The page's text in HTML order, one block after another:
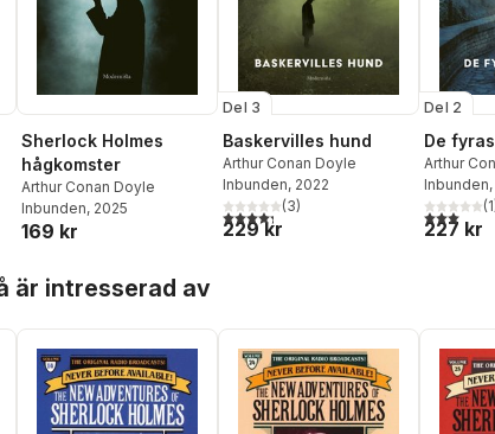
Sherlock Holmes
hågkomster
Arthur Conan Doyle
Inbunden, 2025
169 kr
Del 3
Baskervilles hund
Arthur Conan Doyle
Inbunden, 2022
4,3utav 5 stjärnor. Totalt antal röster:
(3)
229 kr
Del 2
De
Arthur
Inbunden
3,0utav 5(1
227 kr
är intresserad av